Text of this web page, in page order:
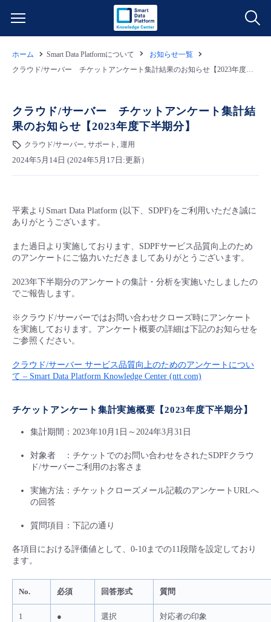
クラウド/サーバー
ネットワーク
すべてのメニューを見る
データ利活用
クラウド/サーバー
管理機能
すべてのメニューを見る
料金情報
料金シミュレーター
モニタリング/監査
サポート
すべてのメニューを見る
ご利用開始ガイド
■ セットアップガイド
- 初期設定・確認
- ユーザー機能の管理
- 登録情報の管理
■ 基本構築ガイド
- クラウド / サーバー
- Flexible Remote Access
- データと分析
- IoT
- マルチクラウド利用
- ITインフラストラクチャー
- その他
メンテナンス予定
定期メンテナンス
パートナー
販売パートナー向けプログラム
協業パートナー
トレーニング/操作動画
脱炭素化
ホーム Smart Data Platformについて
お知らせ一覧
クラウド/サーバー チケットアンケート集計結果のお知らせ【2023年度下半期分】
クラウド/サーバー チケットアンケート集計結
果のお知らせ【2023年度下半期分】
クラウド/サーバー, サポート, 運用
2024年5月14日 (2024年5月17日:更新）
平素よりSmart Data Platform (以下、SDPF)をご利用いただき誠に
ありがとうございます。
また過日より実施しております、SDPFサービス品質向上のため
のアンケートにご協力いただきましてありがとうございます。
2023年下半期分のアンケートの集計・分析を実施いたしましたの
でご報告します。
※クラウド/サーバーではお問い合わせクローズ時にアンケート
を実施しております。アンケート概要の詳細は下記のお知らせを
ご参照ください。
クラウド/サーバー サービス品質向上のためのアンケートについ
て – Smart Data Platform Knowledge Center (ntt.com)
チケットアンケート集計実施概要【2023年度下半期分】
集計期間：2023年10月1日～2024年3月31日
対象者 ：チケットでのお問い合わせをされたSDPFクラウ
ド/サーバーご利用のお客さま
実施方法：チケットクローズメール記載のアンケートURLへ
の回答
質問項目：下記の通り
各項目における評価値として、0-10までの11段階を設定しており
ます。
No. 必須 回答形式 質問
1 ● 選択 対応者の印象